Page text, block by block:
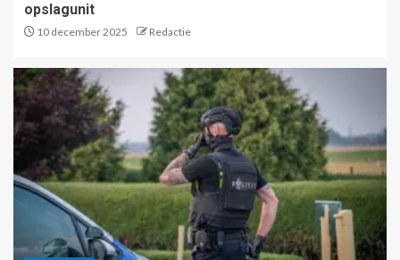
opslagunit
10 december 2025 Redactie